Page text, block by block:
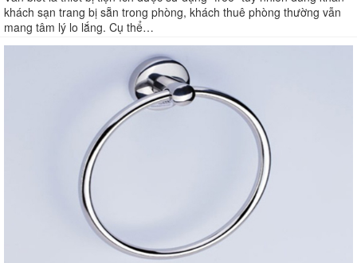
khách sạn trang bị sẵn trong phòng, khách thuê phòng thường vẫn
mang tâm lý lo lắng. Cụ thể…